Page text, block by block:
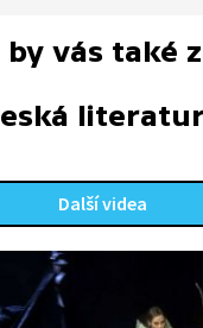
by vás také
Další videa